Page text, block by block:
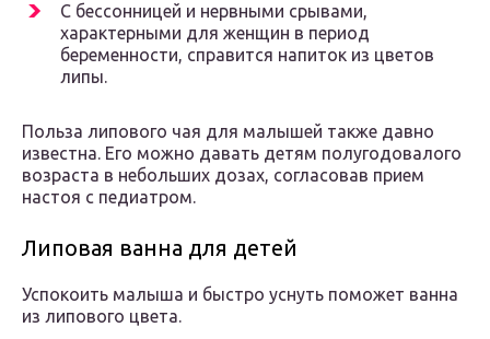
С бессонницей и нервными срывами,
характерными для женщин в период
беременности, справится напиток из цветов
липы.
Польза липового чая для малышей также давно
известна. Его можно давать детям полугодовалого
возраста в небольших дозах, согласовав прием
настоя с педиатром.
Липовая ванна для детей
Успокоить малыша и быстро уснуть поможет ванна
из липового цвета.